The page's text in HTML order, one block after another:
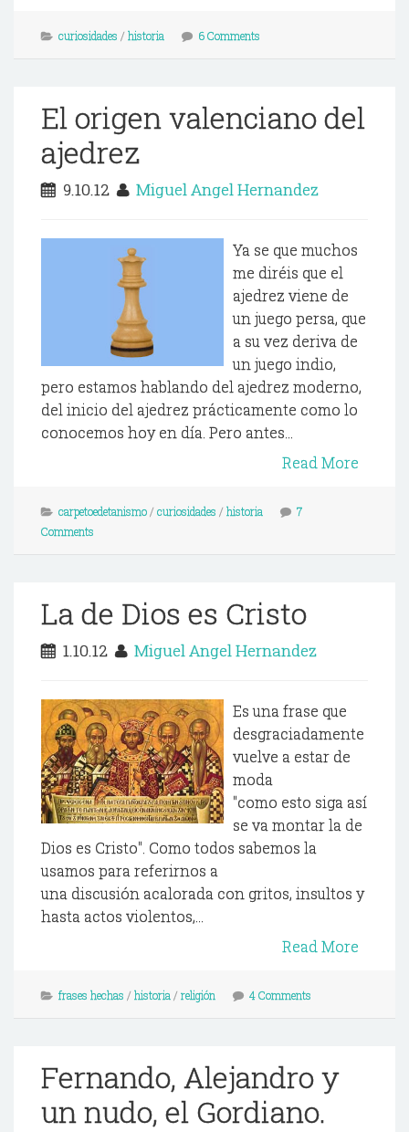
curiosidades / historia 6 Comments
El origen valenciano del
ajedrez
9.10.12 Miguel Angel Hernandez
Ya se que muchos
me diréis que el
ajedrez viene de
un juego persa, que
a su vez deriva de
un juego indio,
pero estamos hablando del ajedrez moderno,
del inicio del ajedrez prácticamente como lo
conocemos hoy en día. Pero antes...
Read More
carpetoedetanismo/ curiosidades / historia
7
Comments
La de Dios es Cristo
1.10.12 Miguel Angel Hernandez
Es una frase que
desgraciadamente
vuelve a estar de
moda
"como esto siga así
se va montar la de
Dios es Cristo". Como todos sabemos la
usamos para referirnos a
una discusión acalorada con gritos, insultos y
hasta actos violentos,...
Read More
frases hechas / historia / religión 4 Comments
Fernando, Alejandro y
un nudo, el Gordiano.